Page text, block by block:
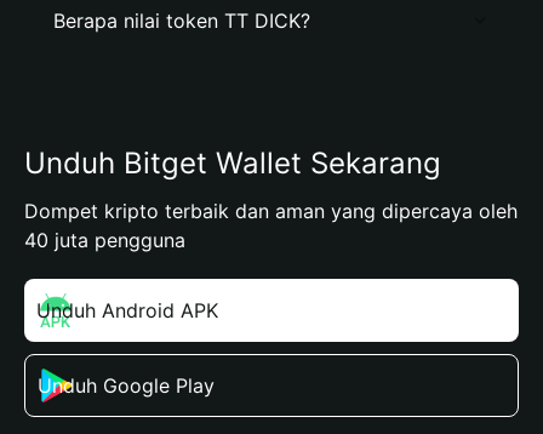
Berapa nilai token TT DICK?
Unduh Bitget Wallet Sekarang
Dompet kripto terbaik dan aman yang dipercaya oleh
40 juta pengguna
Unduh Android APK
Unduh Google Play